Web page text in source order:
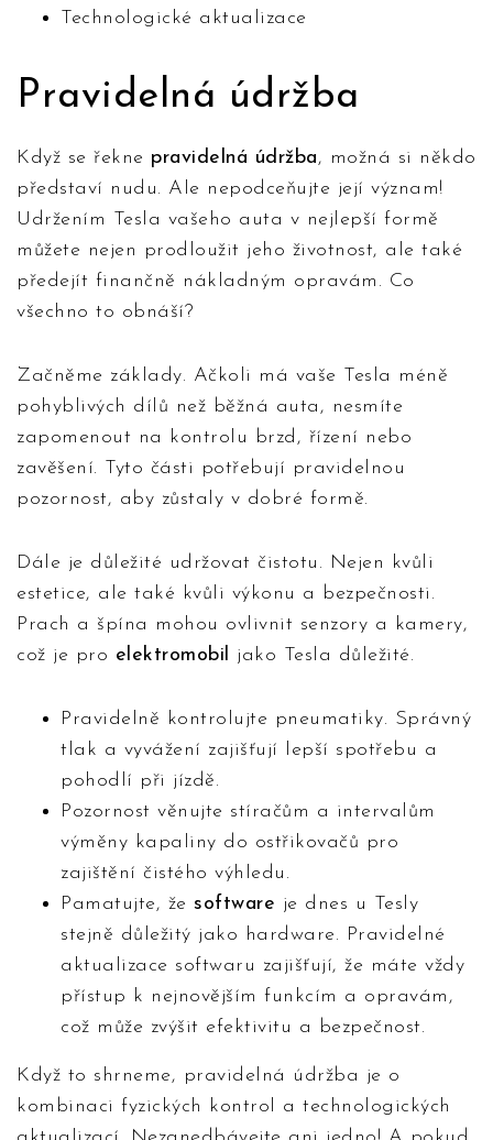
Technologické aktualizace
Pravidelná údržba
Když se řekne pravidelná údržba, možná si někdo
představí nudu. Ale nepodceňujte její význam!
Udržením Tesla vašeho auta v nejlepší formě
můžete nejen prodloužit jeho životnost, ale také
předejít finančně nákladným opravám. Co
všechno to obnáší?
Začněme základy. Ačkoli má vaše Tesla méně
pohyblivých dílů než běžná auta, nesmíte
zapomenout na kontrolu brzd, řízení nebo
zavěšení. Tyto části potřebují pravidelnou
pozornost, aby zůstaly v dobré formě.
Dále je důležité udržovat čistotu. Nejen kvůli
estetice, ale také kvůli výkonu a bezpečnosti.
Prach a špína mohou ovlivnit senzory a kamery,
což je pro elektromobil jako Tesla důležité.
Pravidelně kontrolujte pneumatiky. Správný
tlak a vyvážení zajišťují lepší spotřebu a
pohodlí při jízdě.
Pozornost věnujte stíračům a intervalům
výměny kapaliny do ostřikovačů pro
zajištění čistého výhledu.
Pamatujte, že software je dnes u Tesly
stejně důležitý jako hardware. Pravidelné
aktualizace softwaru zajišťují, že máte vždy
přístup k nejnovějším funkcím a opravám,
což může zvýšit efektivitu a bezpečnost.
Když to shrneme, pravidelná údržba je o
kombinaci fyzických kontrol a technologických